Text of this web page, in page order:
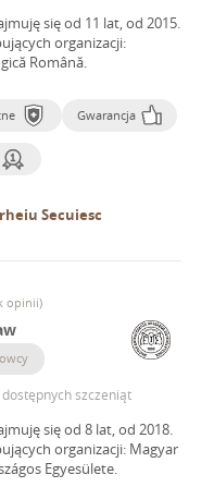
się od 11 lat, od 2015.
organizacji:
Română.
Gwarancja
Secuiesc
opinii)
szczeniąt
się od 8 lat, od 2018.
organizacji: Magyar
Egyesülete.